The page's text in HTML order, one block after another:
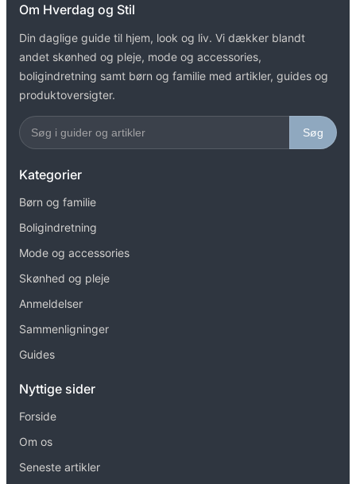
Om Hverdag og Stil
Din daglige guide til hjem, look og liv. Vi dækker blandt
andet skønhed og pleje, mode og accessories,
boligindretning samt børn og familie med artikler, guides og
produktoversigter.
Søg
Kategorier
Børn og familie
Boligindretning
Mode og accessories
Skønhed og pleje
Anmeldelser
Sammenligninger
Guides
Nyttige sider
Forside
Om os
Seneste artikler